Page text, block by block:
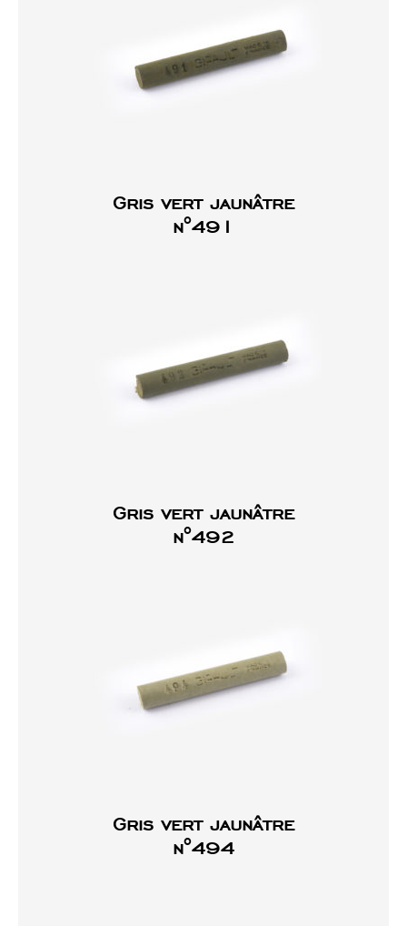
Gris vert jaunâtre
n°491
Gris vert jaunâtre
n°492
Gris vert jaunâtre
n°494